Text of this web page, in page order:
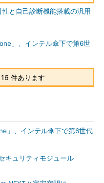
と自己診断機能搭載の汎用
」、インテル傘下で第6世
件あります
」、インテル傘下で第6世代
キュリティモジュール